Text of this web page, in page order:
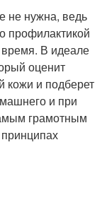
не нужна, ведь
профилактикой
время. В идеале
оценит
кожи и подберет
и при
грамотным